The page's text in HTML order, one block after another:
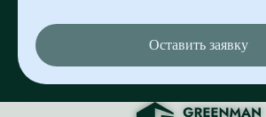
Оставить заявку